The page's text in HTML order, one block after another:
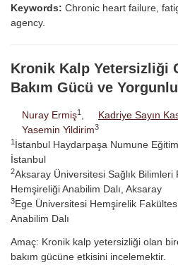
Keywords: Chronic heart failure,
agency.
Kronik Kalp Yetersizliği
Bakım Gücü ve
Nuray Ermiş1 , Kadriye Sayın
Yasemin Yildirim3
1 İstanbul Haydarpaşa Numune
İstanbul
2Aksaray Üniversitesi Sağlık Bilimleri
Hemşireliği Anabilim Dalı, Aksaray
3Ege Üniversitesi Hemşirelik
Anabilim Dalı
Amaç: Kronik kalp yetersizliği olan
bakım gücüne etkisini incelemektir.